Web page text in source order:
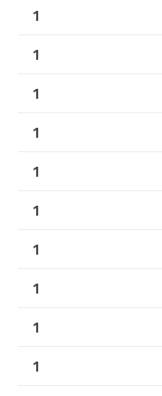
1
1
1
1
1
1
1
1
1
1